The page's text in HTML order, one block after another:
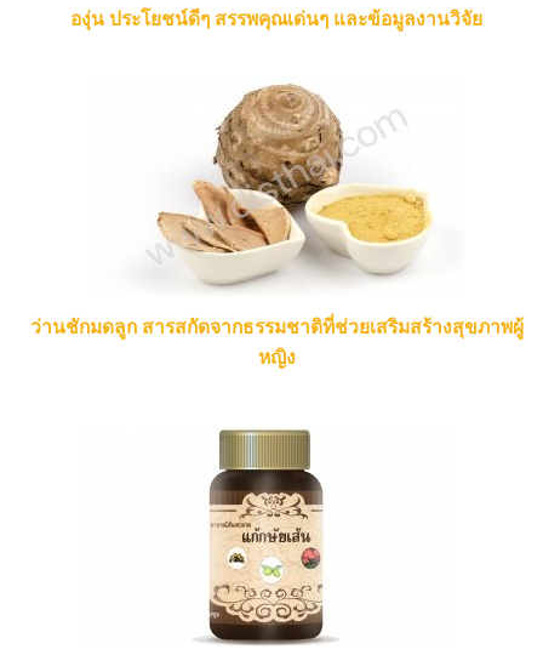
องุ่น ประโยชน์ดีๆ สรรพคุณเด่นๆ และข้อมูลงานวิจัย
ว่านชักมดลูก สารสกัดจากธรรมชาติที่ช่วยเสริมสร้างสุขภาพผู้
หญิง